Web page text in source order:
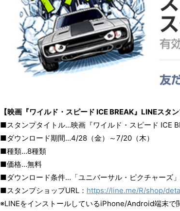
【映画『ワイルド・スピード ICE BREAK』LINEスタン
■スタンプタイトル…映画『ワイルド・スピード ICE
■ダウンロード期間…4/28（金）～7/20（木）
■種類…8種類
■価格…無料
■ダウンロード条件…「ユニバーサル・ピクチャーズ
■スタンプショップURL： https://line.me/R/shop/
※LINEをインストールしているiPhone/Android端末で